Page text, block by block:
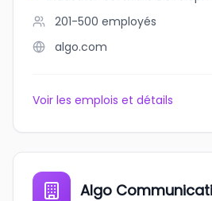
201-500 employés
algo.com
Voir les emplois et détails
Algo